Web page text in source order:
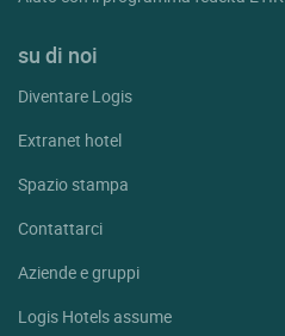
su di noi
Diventare Logis
Extranet hotel
Spazio stampa
Contattarci
Aziende e gruppi
Logis Hotels assume